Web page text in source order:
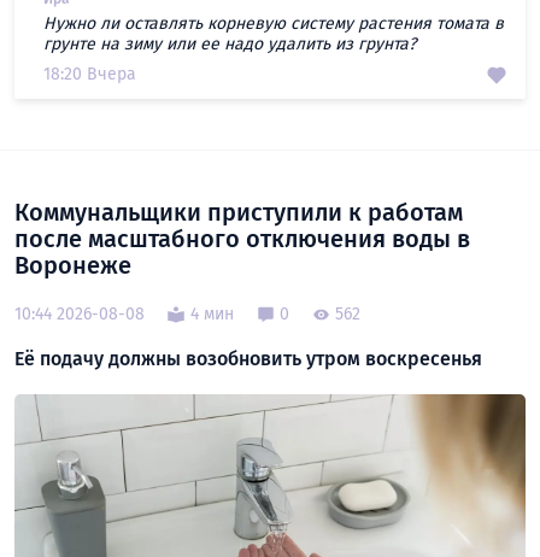
Нужно ли оставлять корневую систему растения томата в
грунте на зиму или ее надо удалить из грунта?
18:20 Вчера
Коммунальщики приступили к работам
после масштабного отключения воды в
Воронеже
10:44 2026-08-08 4 мин 0 562
Её подачу должны возобновить утром воскресенья